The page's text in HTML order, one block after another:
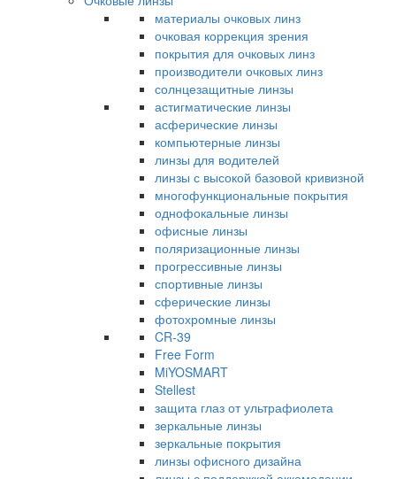
материалы очковых линз
очковая коррекция зрения
покрытия для очковых линз
производители очковых линз
солнцезащитные линзы
астигматические линзы
асферические линзы
компьютерные линзы
линзы для водителей
линзы с высокой базовой кривизной
многофункциональные покрытия
однофокальные линзы
офисные линзы
поляризационные линзы
прогрессивные линзы
спортивные линзы
сферические линзы
фотохромные линзы
CR-39
Free Form
MiYOSMART
Stellest
защита глаз от ультрафиолета
зеркальные линзы
зеркальные покрытия
линзы офисного дизайна